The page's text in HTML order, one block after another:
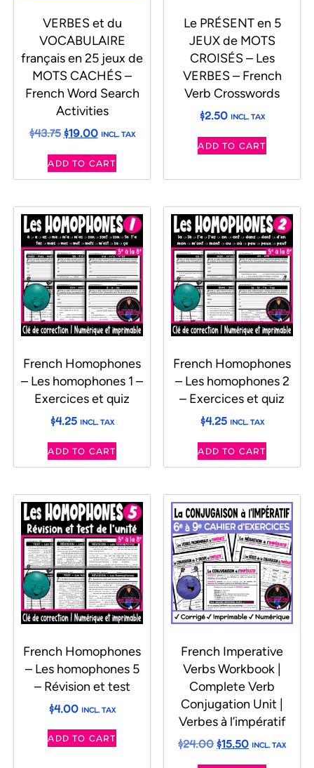
VERBES et du
VOCABULAIRE
français en 25 jeux de
MOTS CACHÉS –
French Word Search
Activities
$43.75 $19.00 INCL. TAX
ADD TO CART
Le PRÉSENT en 5
JEUX de MOTS
CROISÉS – Les
VERBES – French
Verb Crosswords
$2.50 INCL. TAX
ADD TO CART
French Homophones
– Les homophones 1 –
Exercices et quiz
$4.25 INCL. TAX
ADD TO CART
French Homophones
– Les homophones 2
– Exercices et quiz
$4.25 INCL. TAX
ADD TO CART
French Homophones
– Les homophones 5
– Révision et test
$4.00 INCL. TAX
ADD TO CART
French Imperative
Verbs Workbook |
Complete Verb
Conjugation Unit |
Verbes à l’impératif
$24.00$15.50 INCL. TAX